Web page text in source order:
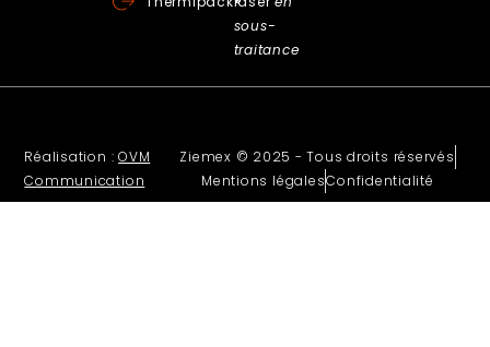
sous-
traitance
Réalisation :OVM
Communication
Ziemex © 2025 - Tous droits réservés
Mentions légalesConfidentialité